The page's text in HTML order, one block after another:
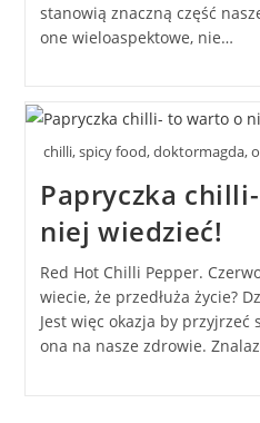
stanowią znaczną część
one wieloaspektowe, nie…
chilli, spicy food, doktormagda,
Papryczka
niej wiedzieć!
Red Hot Chilli Pepper.
wiecie, że przedłuża życie?
Jest więc okazja by przyjrzeć
ona na nasze zdrowie.